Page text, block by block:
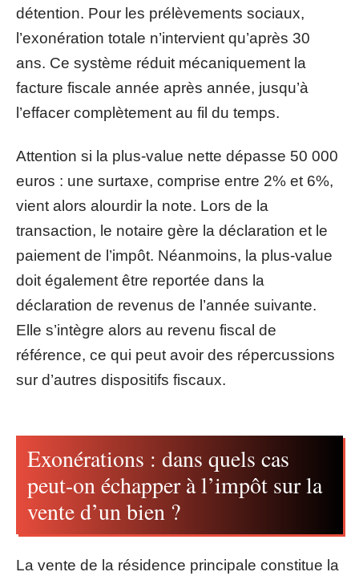
détention. Pour les prélèvements sociaux,
l’exonération totale n’intervient qu’après 30
ans. Ce système réduit mécaniquement la
facture fiscale année après année, jusqu’à
l’effacer complètement au fil du temps.
Attention si la plus-value nette dépasse 50 000
euros : une surtaxe, comprise entre 2% et 6%,
vient alors alourdir la note. Lors de la
transaction, le notaire gère la déclaration et le
paiement de l’impôt. Néanmoins, la plus-value
doit également être reportée dans la
déclaration de revenus de l’année suivante.
Elle s’intègre alors au revenu fiscal de
référence, ce qui peut avoir des répercussions
sur d’autres dispositifs fiscaux.
Exonérations : dans quels cas
peut-on échapper à l’impôt sur la
vente d’un bien ?
La vente de la résidence principale constitue la